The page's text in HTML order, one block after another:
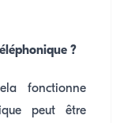
?
fonctionne
peut être